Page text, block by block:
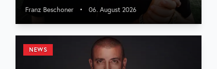
Franz Beschoner • 06. August 2026
NEWS